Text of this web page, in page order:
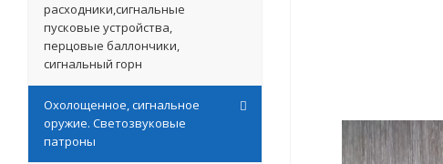
расходники,сигнальные
пусковые устройства,
перцовые баллончики,
сигнальный горн
Охолощенное, сигнальное
оружие. Светозвуковые
патроны